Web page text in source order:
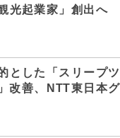
光起業家」創出
とした「スリープ
改善、NTT東日本